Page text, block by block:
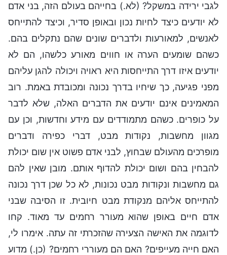
לגבי ירידה במשקל? (לא.) בחייהם בעולם הזה, בני אדם
לא יודעים כיצד לחיות נכון ובאופן סדיר, וכיצד להתייחס
לאנשים, למאורעות ולדברים שונים שהם נתקלים בהם.
כשהם שומעים הערה או חווים מאורע כלשהו, הם לא
יודעים איזו דרך התייחסות היא ראויה ויכולה להגן עליהם
מפני פגיעה, כך שיחיו בדרך נכונה ומכובדת באמת. רוב
המאמינים אינם יודעים את הדברים האלה, שלא לדבר
על כופרים. כשהם מתמודדים עם מידע וחדשות, וכן עם
מגוון מחשבות, נקודות מבט, דברי כפירה ודברים
מופרכים מהעולם שבחוץ, לבני אדם פשוט אין שום יכולת
להבחין בהם ושום יכולת להדוף אותם. מובן שאין להם
גם מחשבות ונקודות מבט נכונות, לא כל שכן דרך נכונה
להתייחס אליהם מנקודת מבט חיובית. זו הסיבה שבני
אדם חיים באופן שהוא מעורר רחמים עד מאוד. קחו
לדוגמה את האישה הצעירה שהזכרתי זה עתה. אימרו לי,
האם חייה מעייפים? האם הם מעוררי רחמים? (כן.) מדוע